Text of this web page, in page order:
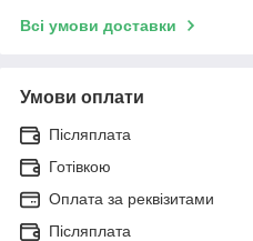
Всі умови доставки
Умови оплати
Післяплата
Готівкою
Оплата за реквізитами
Післяплата